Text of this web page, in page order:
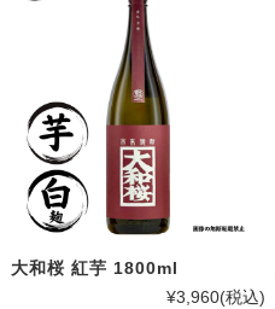
大和桜 紅芋 1800ml
¥3,960(税込)